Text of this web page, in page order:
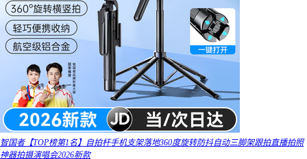
智国者【TOP榜第1名】自拍杆手机支架落地360度旋转防抖自动三脚架跟拍直播拍照
神器拍摄演唱会2026新款